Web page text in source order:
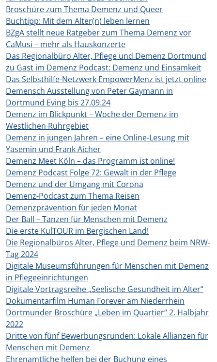
Broschüre zum Thema Demenz und Queer
Buchtipp: Mit dem Alter(n) leben lernen
BZgA stellt neue Ratgeber zum Thema Demenz vor
CaMusi – mehr als Hauskonzerte
Das Regionalbüro Alter, Pflege und Demenz Dortmund
zu Gast im Demenz Podcast: Demenz und Einsamkeit
Das Selbsthilfe-Netzwerk EmpowerMenz ist jetzt online
Demensch Ausstellung von Peter Gaymann in
Dortmund Eving bis 27.09.24
Demenz im Blickpunkt – Woche der Demenz im
Westlichen Ruhrgebiet
Demenz in jungen Jahren – eine Online-Lesung mit
Yasemin und Frank Aicher
Demenz Meet Köln – das Programm ist online!
Demenz Podcast Folge 72: Gewalt in der Pflege
Demenz und der Umgang mit Corona
Demenz-Podcast zum Thema Reisen
Demenzprävention für jeden Monat
Der Ball – Tanzen für Menschen mit Demenz
Die erste KulTOUR im Bergischen Land!
Die Regionalbüros Alter, Pflege und Demenz beim NRW-
Tag 2024
Digitale Museumsführungen für Menschen mit Demenz
in Pflegeeinrichtungen
Digitale Vortragsreihe „Seelische Gesundheit im Alter“
Dokumentarfilm Human Forever am Niederrhein
Dortmunder Broschüre „Leben im Quartier“ 2. Halbjahr
2022
Dritte von fünf Bewerbungsrunden: Lokale Allianzen für
Menschen mit Demenz
Ehrenamtliche helfen bei der Buchung eines